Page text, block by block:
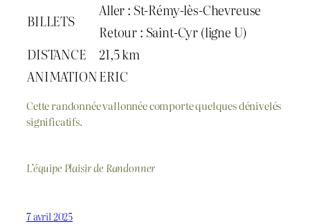
BILLETS
Aller : St-Rémy-lès-Chevreuse
Retour : Saint-Cyr (ligne U)
DISTANCE
21,5 km
ANIMATIONERIC
Cette randonnée vallonnée comporte quelques dénivelés
significatifs.
L’équipe Plaisir de Randonner
7 avril 2025